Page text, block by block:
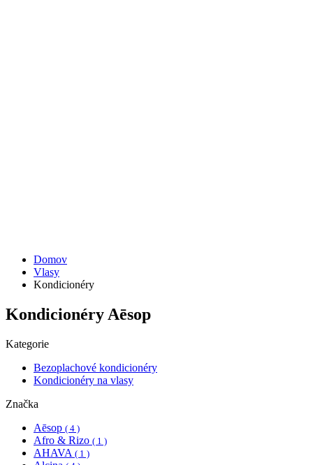
Domov
Vlasy
Kondicionéry
Kondicionéry Aēsop
Kategorie
Bezoplachové kondicionéry
Kondicionéry na vlasy
Značka
Aēsop ( 4 )
Afro & Rizo ( 1 )
AHAVA ( 1 )